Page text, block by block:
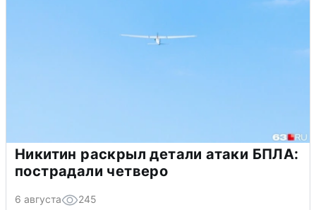
Никитин раскрыл детали атаки БПЛА:
пострадали четверо
6 августа 245